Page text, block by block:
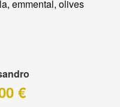
emmental, olives
€